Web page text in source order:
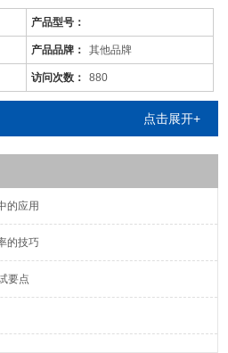
噪音、脱硫除尘、油烟火烟、通风降
试；
品价格、属性仅供参考
体本身的
产品型号：
产品品牌： 其他品牌
访问次数： 880
点击展开+
的应用
的技巧
要点